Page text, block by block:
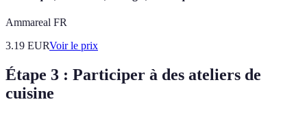
Ammareal FR
3.19 EURVoir le prix
Étape 3 : Participer à des ateliers de
cuisine